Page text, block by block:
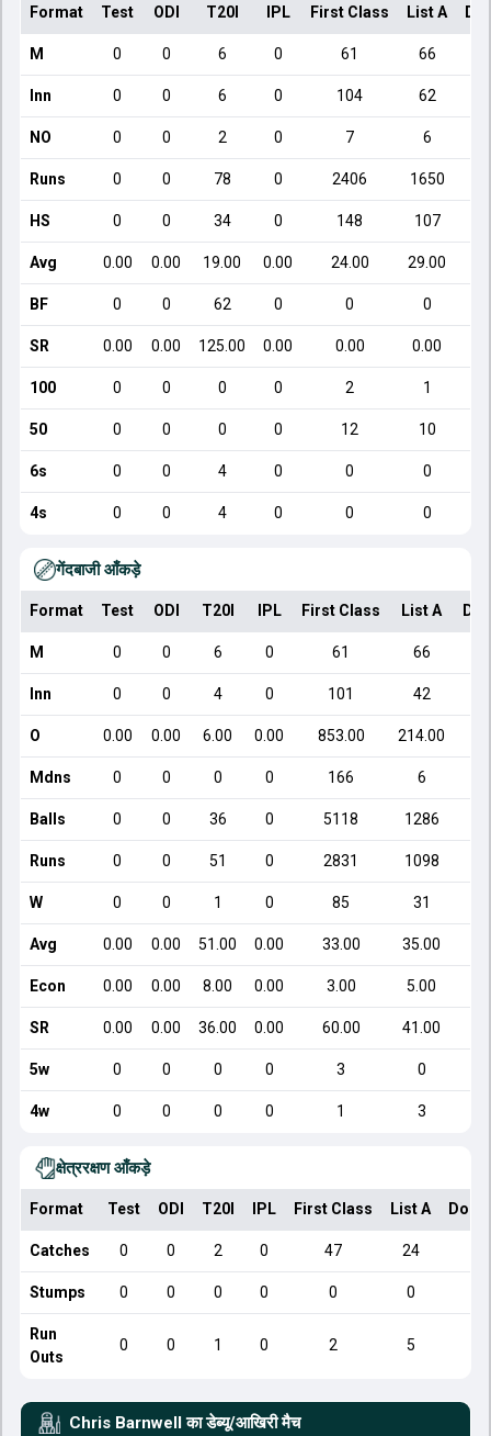
Format Test ODI T20I IPL First Class List A
M 0 0 6 0 61 66
Inn 0 0 6 0 104 62
NO 0 0 2 0 7 6
Runs 0 0 78 0 2406 1650
HS 0 0 34 0 148 107
Avg 0.00 0.00 19.00 0.00 24.00 29.00
BF 0 0 62 0 0 0
SR 0.00 0.00 125.00 0.00 0.00 0.00
100 0 0 0 0 2 1
50 0 0 0 0 12 10
6s 0 0 4 0 0 0
4s 0 0 4 0 0 0
गेंदबाजी आँकड़े
Format Test ODI T20I IPL First Class List A
M 0 0 6 0 61 66
Inn 0 0 4 0 101 42
O 0.00 0.00 6.00 0.00 853.00 214.00
Mdns 0 0 0 0 166 6
Balls 0 0 36 0 5118 1286
Runs 0 0 51 0 2831 1098
W 0 0 1 0 85 31
Avg 0.00 0.00 51.00 0.00 33.00 35.00
Econ 0.00 0.00 8.00 0.00 3.00 5.00
SR 0.00 0.00 36.00 0.00 60.00 41.00
5w 0 0 0 0 3 0
4w 0 0 0 0 1 3
क्षेत्ररक्षण आँकड़े
Format Test ODI T20I IPL First Class List A
Catches 0 0 2 0 47 24
Stumps 0 0 0 0 0 0
Run
Outs
0 0 1 0 2 5
Chris Barnwell का डेब्यू/आखिरी मैच